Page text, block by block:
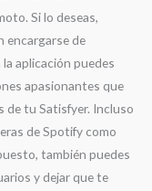
Si lo deseas,
encargarse de
aplicación puedes
apasionantes que
de tu Satisfyer. Incluso
de Spotify como
también puedes
y dejar que te